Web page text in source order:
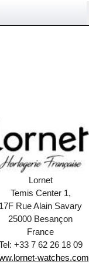
Lornet
Temis Center 1,
17F Rue Alain Savary
25000 Besançon
France
+33 7 62 26 18 09
watches.com